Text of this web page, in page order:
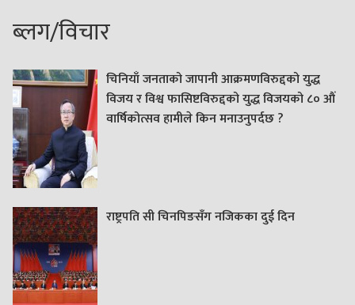
ब्लग/विचार
चिनियाँ जनताको जापानी आक्रमणविरुद्दको युद्ध
विजय र विश्व फासिष्टविरुद्दको युद्ध विजयको ८० औं
वार्षिकोत्सव हामीले किन मनाउनुपर्दछ ?
राष्ट्रपति सी चिनपिङसँग नजिकका दुई दिन